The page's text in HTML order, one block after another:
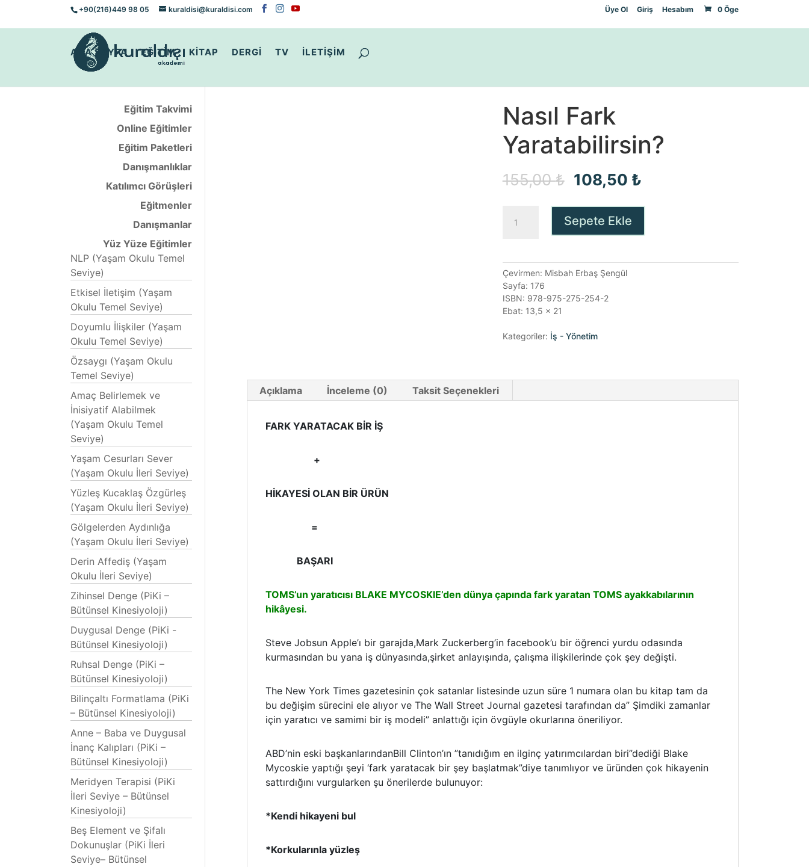
+90(216)449 98 05 kuraldisi@kuraldisi.com Üye Ol Giriş Hesabım 0 Öge
ANA SAYFA EĞİTİM KİTAP DERGİ TV İLETİŞİM
Nasıl Fark
Yaratabilirsin?
155,00₺ Orijinal
fiyat:
155,00 ₺.
108,50 ₺Şu
andaki
Fark
Sepete Ekle
Çevirmen: Misbah Erbaş Şengül
Sayfa: 176
ISBN: 978-975-275-254-2
Ebat: 13,5 x 21
Kategoriler: İş - Yönetim
Açıklama İnceleme (0) Taksit Seçenekleri
FARK YARATACAK BİR İŞ
+
HİKAYESİ OLAN BİR ÜRÜN
=
BAŞARI
TOMS’un yaratıcısı BLAKE MYCOSKIE’den dünya çapında fark yaratan TOMS ayakkabılarının
hikâyesi.
Steve Jobsun Apple’ı bir garajda,Mark Zuckerberg’in facebook’u bir öğrenci yurdu odasında
kurmasından bu yana iş dünyasında,şirket anlayışında, çalışma ilişkilerinde çok şey değişti.
The New York Times gazetesinin çok satanlar listesinde uzun süre 1 numara olan bu kitap tam da
bu değişim sürecini ele alıyor ve The Wall Street Journal gazetesi tarafından da” Şimdiki zamanlar
için yaratıcı ve samimi bir iş modeli” anlattığı için övgüyle okurlarına öneriliyor.
ABD’nin eski başkanlarındanBill Clinton’ın ”tanıdığım en ilginç yatırımcılardan biri”dediği Blake
Mycoskie yaptığı şeyi ‘fark yaratacak bir şey başlatmak”diye tanımlıyor ve üründen çok hikayenin
sattırdığını vurgularken şu önerilerde bulunuyor:
*Kendi hikayeni bul
*Korkularınla yüzleş
Eğitim Takvimi
Online Eğitimler
Eğitim Paketleri
Danışmanlıklar
Katılımcı Görüşleri
Eğitmenler
Danışmanlar
Yüz Yüze Eğitimler
NLP (Yaşam Okulu Temel
Seviye)
Etkisel İletişim (Yaşam
Okulu Temel Seviye)
Doyumlu İlişkiler (Yaşam
Okulu Temel Seviye)
Özsaygı (Yaşam Okulu
Temel Seviye)
Amaç Belirlemek ve
İnisiyatif Alabilmek
(Yaşam Okulu Temel
Seviye)
Yaşam Cesurları Sever
(Yaşam Okulu İleri Seviye)
Yüzleş Kucaklaş Özgürleş
(Yaşam Okulu İleri Seviye)
Gölgelerden Aydınlığa
(Yaşam Okulu İleri Seviye)
Derin Affediş (Yaşam
Okulu İleri Seviye)
Zihinsel Denge (PiKi –
Bütünsel Kinesiyoloji)
Duygusal Denge (PiKi -
Bütünsel Kinesiyoloji)
Ruhsal Denge (PiKi –
Bütünsel Kinesiyoloji)
Bilinçaltı Formatlama (PiKi
– Bütünsel Kinesiyoloji)
Anne – Baba ve Duygusal
İnanç Kalıpları (PiKi –
Bütünsel Kinesiyoloji)
Meridyen Terapisi (PiKi
İleri Seviye – Bütünsel
Kinesiyoloji)
Beş Element ve Şifalı
Dokunuşlar (PiKi İleri
Seviye– Bütünsel